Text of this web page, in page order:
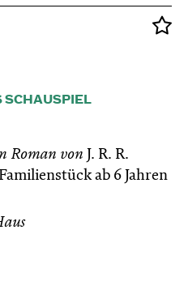
SCHAUSPIEL
Roman von J. R. R.
ab 6 Jahren